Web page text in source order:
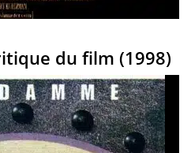
du film (1998)